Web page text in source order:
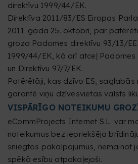
direktīvu 1999/44/EK.
Direktīva 2011/83/ES Eiropas
2011. gada 25. oktobrī, par
groza Padomes direktīvu 93/13/
1999/44/EK, kā arī atceļ Padomes
un Direktīvu 97/7/EK.
Patērētāji, kas dzīvo ES, saglabās
garantē viņu dzīvesvietas valsts
VISPĀRĪGO NOTEIKUMU
eCommProjects Internet S.L. var
noteikumus bez iepriekšēja
sniegtos pakalpojumus, nemainot
spēkā esību atpakaļejoši.